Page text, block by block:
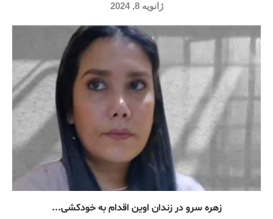
ژانویه 8, 2024
زهره سرو در زندان اوین اقدام به خودکشی...